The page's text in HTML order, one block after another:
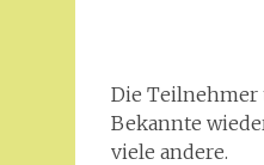
Die Teilnehmer
Bekannte
viele andere.